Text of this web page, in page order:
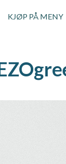
KJØP PÅ MENY